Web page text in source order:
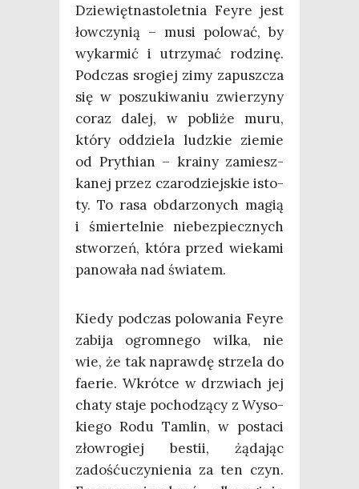
Dzie­więt­na­sto­let­nia Fey­re jest
łow­czy­nią – musi polo­wać, by
wykar­mić i utrzy­mać rodzi­nę.
Pod­czas sro­giej zimy zapusz­cza
się w poszu­ki­wa­niu zwie­rzy­ny
coraz dalej, w pobli­że muru,
któ­ry oddzie­la ludz­kie zie­mie
od Pry­thian – kra­iny zamiesz­
ka­nej przez cza­ro­dziej­skie isto­
ty. To rasa obda­rzo­nych magią
i śmier­tel­nie nie­bez­piecz­nych
stwo­rzeń, któ­ra przed wie­ka­mi
pano­wa­ła nad światem.
Kie­dy pod­czas polo­wa­nia Fey­re
zabi­ja ogrom­ne­go wil­ka, nie
wie, że tak napraw­dę strze­la do
faerie. Wkrót­ce w drzwiach jej
cha­ty sta­je pocho­dzą­cy z Wyso­
kie­go Rodu Tam­lin, w posta­ci
zło­wro­giej bestii, żąda­jąc
zadość­uczy­nie­nia za ten czyn.